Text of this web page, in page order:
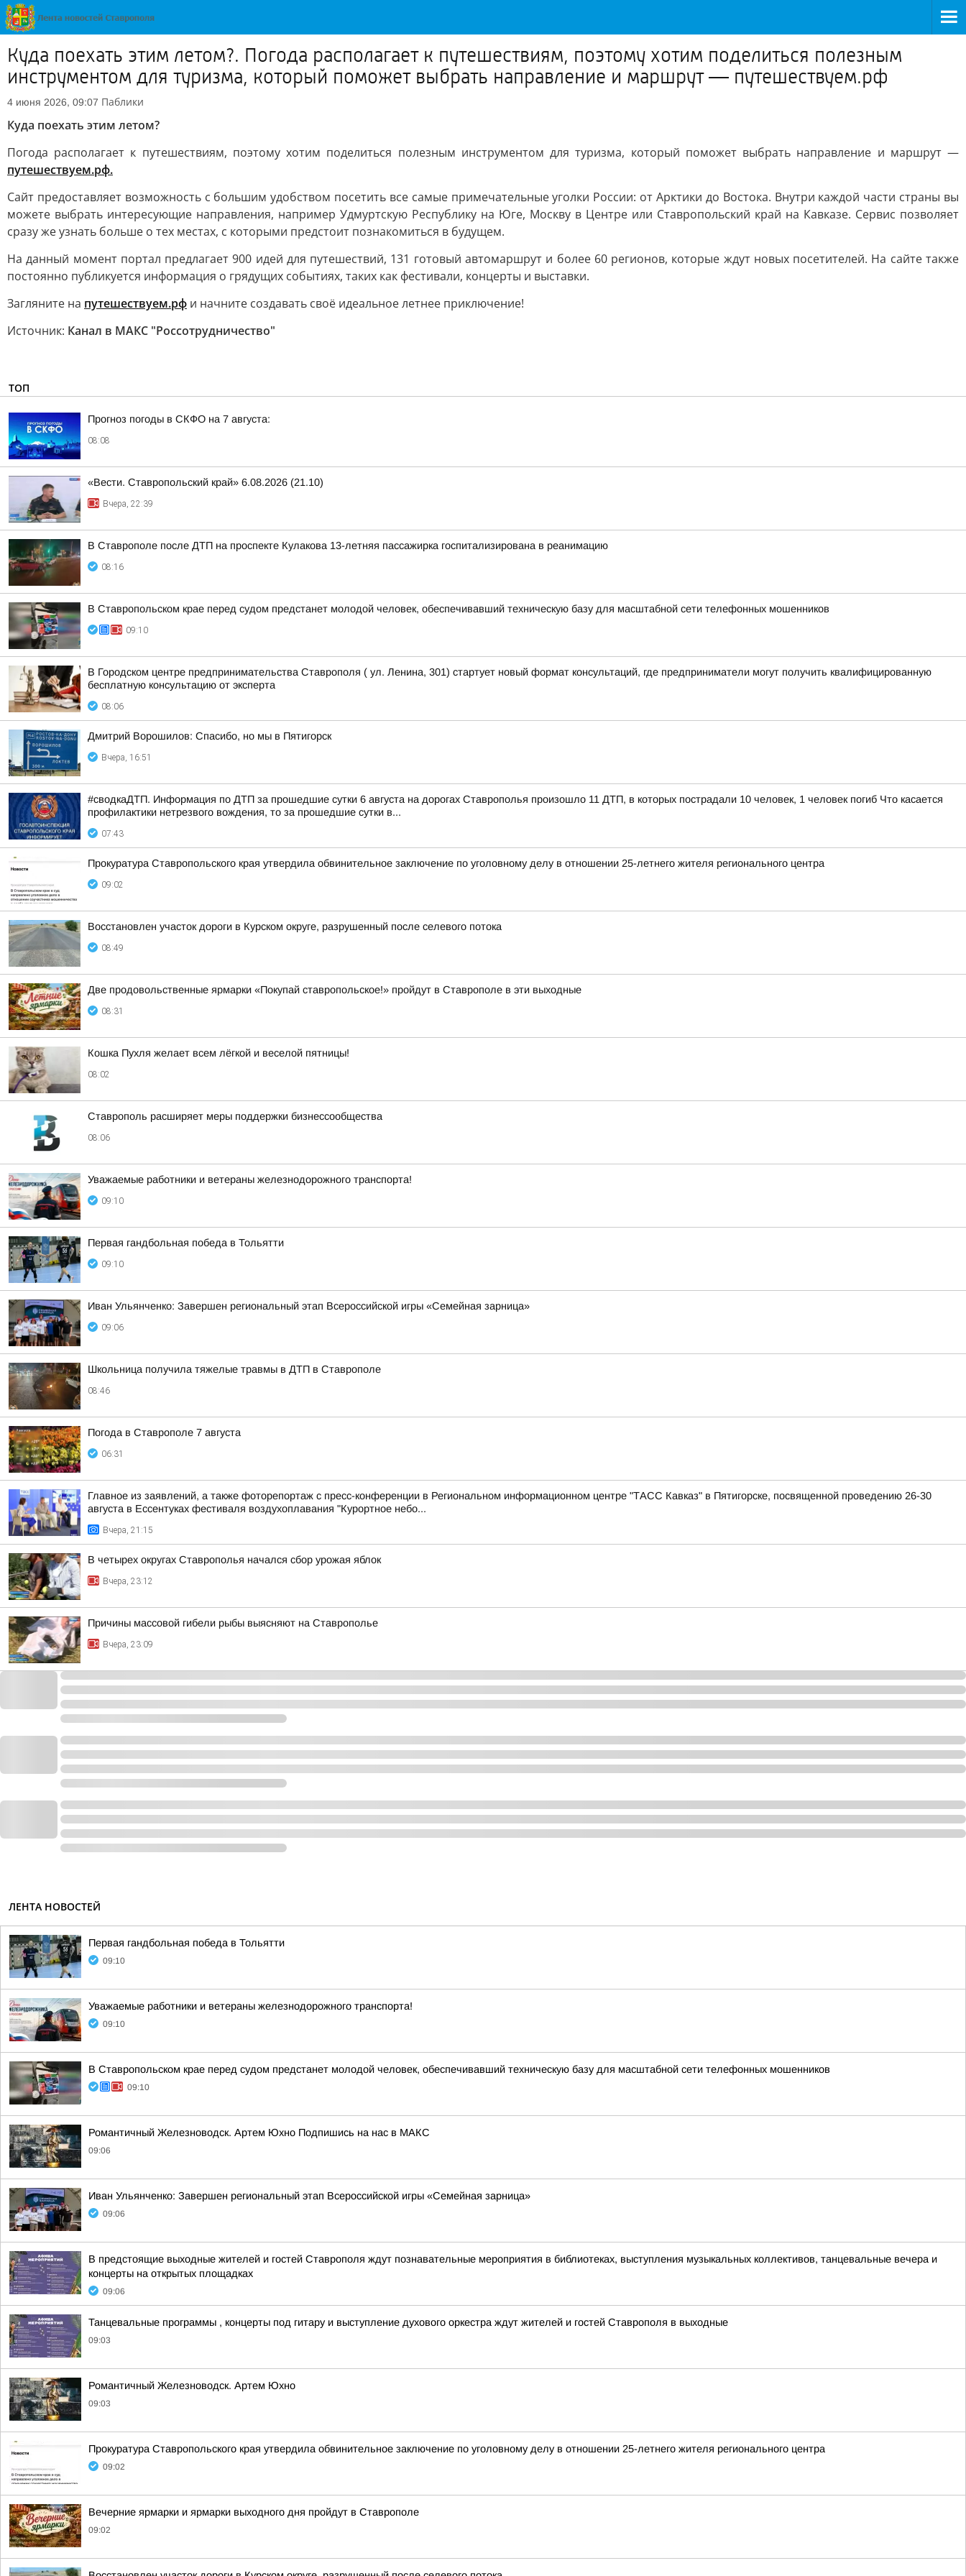
Куда поехать этим летом?. Погода располагает к путешествиям, поэтому хотим поделиться полезным
инструментом для туризма, который поможет выбрать направление и маршрут — путешествуем.рф
4 июня 2026, 09:07 Паблики
Куда поехать этим летом?
Погода располагает к путешествиям, поэтому хотим поделиться полезным инструментом для туризма, который поможет выбрать направление и маршрут —
путешествуем.рф.
Сайт предоставляет возможность с большим удобством посетить все самые примечательные уголки России: от Арктики до Востока. Внутри каждой части страны вы
можете выбрать интересующие направления, например Удмуртскую Республику на Юге, Москву в Центре или Ставропольский край на Кавказе. Сервис позволяет
сразу же узнать больше о тех местах, с которыми предстоит познакомиться в будущем.
На данный момент портал предлагает 900 идей для путешествий, 131 готовый автомаршрут и более 60 регионов, которые ждут новых посетителей. На сайте также
постоянно публикуется информация о грядущих событиях, таких как фестивали, концерты и выставки.
Загляните на путешествуем.рф и начните создавать своё идеальное летнее приключение!
Источник: Канал в МАКС "Россотрудничество"
ТОП
Прогноз погоды в СКФО на 7 августа:
08:08
«Вести. Ставропольский край» 6.08.2026 (21.10)
Вчера, 22:39
В Ставрополе после ДТП на проспекте Кулакова 13-летняя пассажирка госпитализирована в реанимацию
08:16
В Ставропольском крае перед судом предстанет молодой человек, обеспечивавший техническую базу для масштабной сети телефонных мошенников
09:10
В Городском центре предпринимательства Ставрополя ( ул. Ленина, 301) стартует новый формат консультаций, где предприниматели могут получить квалифицированную
бесплатную консультацию от эксперта
08:06
Дмитрий Ворошилов: Спасибо, но мы в Пятигорск
Вчера, 16:51
#сводкаДТП. Информация по ДТП за прошедшие сутки 6 августа на дорогах Ставрополья произошло 11 ДТП, в которых пострадали 10 человек, 1 человек погиб Что касается
профилактики нетрезвого вождения, то за прошедшие сутки в...
07:43
Прокуратура Ставропольского края утвердила обвинительное заключение по уголовному делу в отношении 25-летнего жителя регионального центра
09:02
Восстановлен участок дороги в Курском округе, разрушенный после селевого потока
08:49
Две продовольственные ярмарки «Покупай ставропольское!» пройдут в Ставрополе в эти выходные
08:31
Кошка Пухля желает всем лёгкой и веселой пятницы!
08:02
Ставрополь расширяет меры поддержки бизнессообщества
08:06
Уважаемые работники и ветераны железнодорожного транспорта!
09:10
Первая гандбольная победа в Тольятти
09:10
Иван Ульянченко: Завершен региональный этап Всероссийской игры «Семейная зарница»
09:06
Школьница получила тяжелые травмы в ДТП в Ставрополе
08:46
Погода в Ставрополе 7 августа
06:31
Главное из заявлений, а также фоторепортаж с пресс-конференции в Региональном информационном центре "ТАСС Кавказ" в Пятигорске, посвященной проведению 26-30
августа в Ессентуках фестиваля воздухоплавания "Курортное небо...
Вчера, 21:15
В четырех округах Ставрополья начался сбор урожая яблок
Вчера, 23:12
Причины массовой гибели рыбы выясняют на Ставрополье
Вчера, 23:09
ЛЕНТА НОВОСТЕЙ
Первая гандбольная победа в Тольятти
09:10
Уважаемые работники и ветераны железнодорожного транспорта!
09:10
В Ставропольском крае перед судом предстанет молодой человек, обеспечивавший техническую базу для масштабной сети телефонных мошенников
09:10
Романтичный Железноводск. Артем Юхно Подпишись на нас в МАКС
09:06
Иван Ульянченко: Завершен региональный этап Всероссийской игры «Семейная зарница»
09:06
В предстоящие выходные жителей и гостей Ставрополя ждут познавательные мероприятия в библиотеках, выступления музыкальных коллективов, танцевальные вечера и
концерты на открытых площадках
09:06
Танцевальные программы , концерты под гитару и выступление духового оркестра ждут жителей и гостей Ставрополя в выходные
09:03
Романтичный Железноводск. Артем Юхно
09:03
Прокуратура Ставропольского края утвердила обвинительное заключение по уголовному делу в отношении 25-летнего жителя регионального центра
09:02
Вечерние ярмарки и ярмарки выходного дня пройдут в Ставрополе
09:02